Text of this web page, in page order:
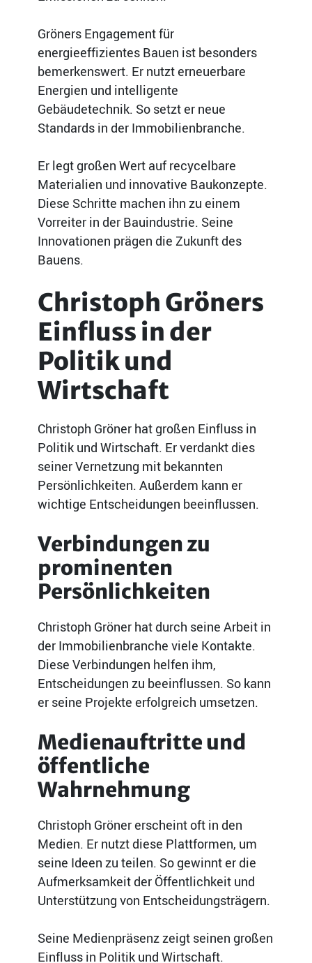
Gröners Engagement für
energieeffizientes Bauen ist besonders
bemerkenswert. Er nutzt erneuerbare
Energien und intelligente
Gebäudetechnik. So setzt er neue
Standards in der Immobilienbranche.
Er legt großen Wert auf recycelbare
Materialien und innovative Baukonzepte.
Diese Schritte machen ihn zu einem
Vorreiter in der Bauindustrie. Seine
Innovationen prägen die Zukunft des
Bauens.
Christoph Gröners
Einfluss in der
Politik und
Wirtschaft
Christoph Gröner hat großen Einfluss in
Politik und Wirtschaft. Er verdankt dies
seiner Vernetzung mit bekannten
Persönlichkeiten. Außerdem kann er
wichtige Entscheidungen beeinflussen.
Verbindungen zu
prominenten
Persönlichkeiten
Christoph Gröner hat durch seine Arbeit in
der Immobilienbranche viele Kontakte.
Diese Verbindungen helfen ihm,
Entscheidungen zu beeinflussen. So kann
er seine Projekte erfolgreich umsetzen.
Medienauftritte und
öffentliche
Wahrnehmung
Christoph Gröner erscheint oft in den
Medien. Er nutzt diese Plattformen, um
seine Ideen zu teilen. So gewinnt er die
Aufmerksamkeit der Öffentlichkeit und
Unterstützung von Entscheidungsträgern.
Seine Medienpräsenz zeigt seinen großen
Einfluss in Politik und Wirtschaft.